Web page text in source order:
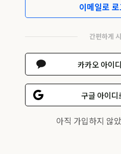
이메일로
간편하게
카카오 아이
구글 아이디
아직 가입하지 않